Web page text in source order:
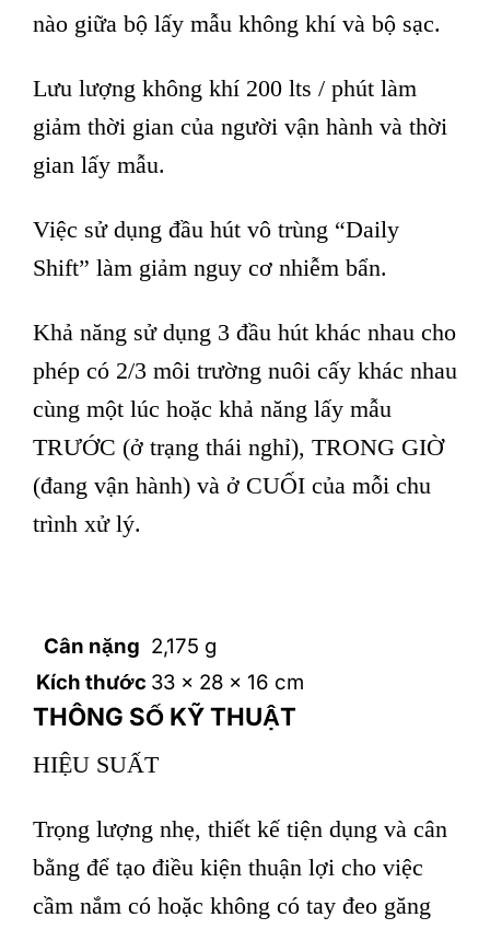
nào giữa bộ lấy mẫu không khí và bộ sạc.
Lưu lượng không khí 200 lts / phút làm
giảm thời gian của người vận hành và thời
gian lấy mẫu.
Việc sử dụng đầu hút vô trùng “Daily
Shift” làm giảm nguy cơ nhiễm bẩn.
Khả năng sử dụng 3 đầu hút khác nhau cho
phép có 2/3 môi trường nuôi cấy khác nhau
cùng một lúc hoặc khả năng lấy mẫu
TRƯỚC (ở trạng thái nghỉ), TRONG GIỜ
(đang vận hành) và ở CUỐI của mỗi chu
trình xử lý.
Cân nặng 2,175 g
Kích thước 33 × 28 × 16 cm
THÔNG SỐ KỸ THUẬT
HIỆU SUẤT
Trọng lượng nhẹ, thiết kế tiện dụng và cân
bằng để tạo điều kiện thuận lợi cho việc
cầm nắm có hoặc không có tay đeo găng